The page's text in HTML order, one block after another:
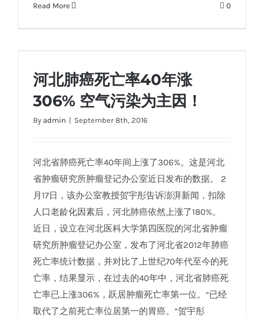
Read More 0
河北肺癌死亡率40年涨306% 空气污染为主因！
河北肺癌死亡率40年涨
306% 空气污染为主因！
By admin | September 8th, 2016
河北省肺癌死亡率40年间上涨了306%。这是河北
省肿瘤研究所肿瘤登记办公室近日发布的数据。 2
月17日，该办公室教授贺宇彤告诉澎湃新闻，扣除
人口老龄化因素后，河北肺癌依然上涨了180%。
近日，设立在河北医科大学第四医院的河北省肿瘤
研究所肿瘤登记办公室，发布了河北省2012年肺癌
死亡率统计数据，并对比了上世纪70年代至今的死
亡率，结果显示，在过去的40年中，河北省肺癌死
亡率已上涨306%，跃居肿瘤死亡率第一位。“已经
取代了之前死亡率位居第一的胃癌。”贺宇彤